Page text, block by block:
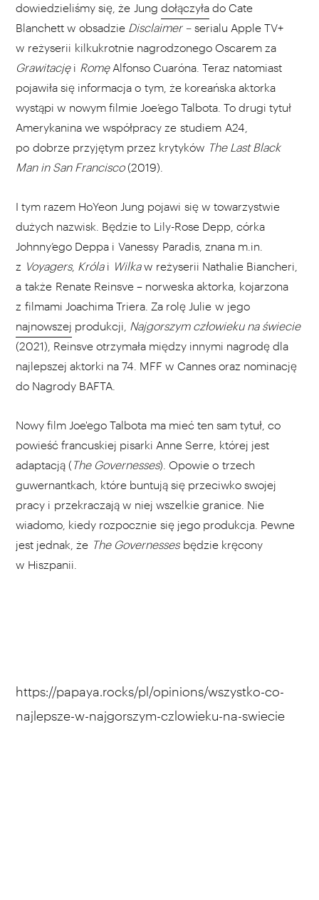
dowiedzieliśmy się, że Jung dołączyła do Cate
Blanchett w obsadzie Disclaimer – serialu Apple TV+
w reżyserii kilkukrotnie nagrodzonego Oscarem za
Grawitacjęi RomęAlfonso Cuaróna. Teraz natomiast
pojawiła się informacja o tym, że koreańska aktorka
wystąpi w nowym filmie Joe’ego Talbota. To drugi tytuł
Amerykanina we współpracy ze studiem A24,
po dobrze przyjętym przez krytyków The Last Black
Man in San Francisco(2019).
I tym razem HoYeon Jung pojawi się w towarzystwie
dużych nazwisk. Będzie to Lily-Rose Depp, córka
Johnny’ego Deppa i Vanessy Paradis, znana m.in.
z Voyagers, Królai Wilkaw reżyserii Nathalie Biancheri,
a także Renate Reinsve – norweska aktorka, kojarzona
z filmami Joachima Triera. Za rolę Julie w jego
najnowszej produkcji, Najgorszym człowieku na świecie
(2021), Reinsve otrzymała między innymi nagrodę dla
najlepszej aktorki na 74. MFF w Cannes oraz nominację
do Nagrody BAFTA.
Nowy film Joe'ego Talbota ma mieć ten sam tytuł, co
powieść francuskiej pisarki Anne Serre, której jest
adaptacją (The Governesses). Opowie o trzech
guwernantkach, które buntują się przeciwko swojej
pracy i przekraczają w niej wszelkie granice. Nie
wiadomo, kiedy rozpocznie się jego produkcja. Pewne
jest jednak, że The Governessesbędzie kręcony
w Hiszpanii.
https://papaya.rocks/pl/opinions/wszystko-co-
najlepsze-w-najgorszym-czlowieku-na-swiecie